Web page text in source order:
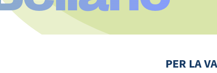
PER LA